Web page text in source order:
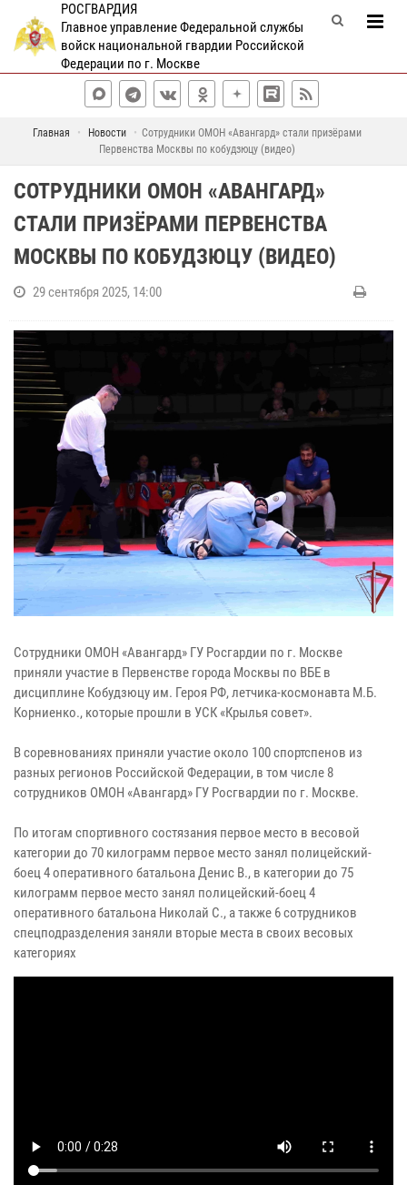
РОСГВАРДИЯ
Главное управление Федеральной службы
войск национальной гвардии Российской
Федерации по г. Москве
Главная Новости
Сотрудники ОМОН «Авангард» стали призёрами
Первенства Москвы по кобудзюцу (видео)
СОТРУДНИКИ ОМОН «АВАНГАРД»
СТАЛИ ПРИЗЁРАМИ ПЕРВЕНСТВА
МОСКВЫ ПО КОБУДЗЮЦУ (ВИДЕО)
29 сентября 2025, 14:00
Сотрудники ОМОН «Авангард» ГУ Росгардии по г. Москве
приняли участие в Первенстве города Москвы по ВБЕ в
дисциплине Кобудзюцу им. Героя РФ, летчика-космонавта М.Б.
Корниенко., которые прошли в УСК «Крылья совет».
В соревнованиях приняли участие около 100 спортспенов из
разных регионов Российской Федерации, в том числе 8
сотрудников ОМОН «Авангард» ГУ Росгвардии по г. Москве.
По итогам спортивного состязания первое место в весовой
категории до 70 килограмм первое место занял полицейский-
боец 4 оперативного батальона Денис В., в категории до 75
килограмм первое место занял полицейский-боец 4
оперативного батальона Николай С., а также 6 сотрудников
спецподразделения заняли вторые места в своих весовых
категориях